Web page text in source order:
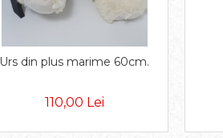
Urs din plus marime 60cm.
110,00 Lei